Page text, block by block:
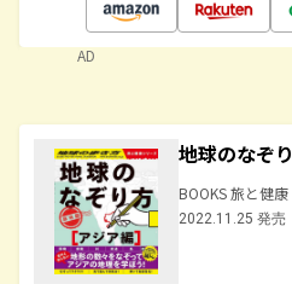
AD
地球のなぞ
BOOKS 旅と健康
2022.11.25 発売